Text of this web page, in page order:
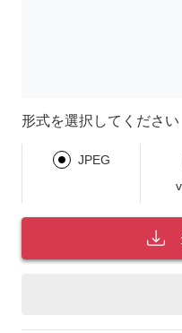
形式を選択してください
JPEG